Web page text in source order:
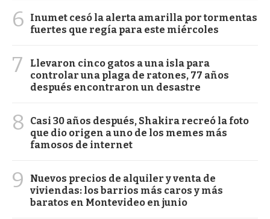
6
Inumet cesó la alerta amarilla por tormentas
fuertes que regía para este miércoles
7
Llevaron cinco gatos a una isla para
controlar una plaga de ratones, 77 años
después encontraron un desastre
8
Casi 30 años después, Shakira recreó la foto
que dio origen a uno de los memes más
famosos de internet
9
Nuevos precios de alquiler y venta de
viviendas: los barrios más caros y más
baratos en Montevideo en junio